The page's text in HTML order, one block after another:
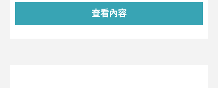
查看內容